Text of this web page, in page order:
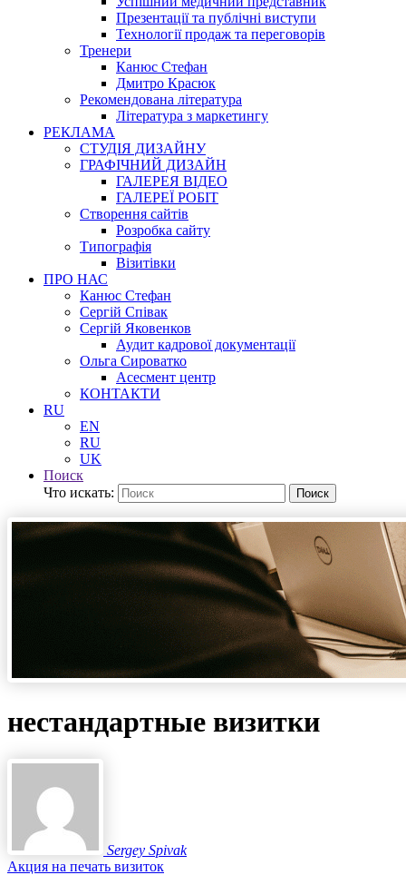
Презентації та публічні виступи
Технології продаж та переговорів
Тренери
Канюс Стефан
Дмитро Красюк
Рекомендована література
Література з маркетингу
РЕКЛАМА
СТУДІЯ ДИЗАЙНУ
ГРАФІЧНИЙ ДИЗАЙН
ГАЛЕРЕЯ ВІДЕО
ГАЛЕРЕЇ РОБІТ
Створення сайтів
Розробка сайту
Типографія
Візитівки
ПРО НАС
Канюс Стефан
Сергій Співак
Сергій Яковенков
Аудит кадрової документації
Ольга Сироватко
Асесмент центр
КОНТАКТИ
RU
EN
RU
UK
Поиск
Что искать:
Поиск
нестандартные визитки
Sergey Spivak
Акция на печать визиток